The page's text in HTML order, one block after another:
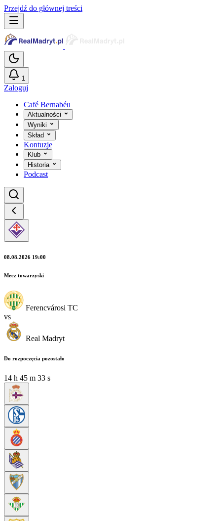
Przejdź do głównej treści
1
Zaloguj
Café Bernabéu
Aktualności
Wyniki
Skład
Kontuzje
Klub
Historia
Podcast
08.08.2026 19:00
Mecz towarzyski
Ferencvárosi TC
vs
Real Madryt
Do rozpoczęcia pozostało
14 h 45 m 33 s